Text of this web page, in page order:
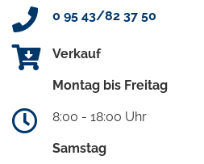
0 95 43/82 37 50
Verkauf
Montag bis Freitag
8:00 - 18:00 Uhr
Samstag